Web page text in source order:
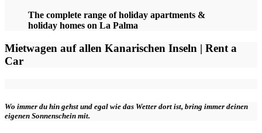
The complete range of holiday apartments &
holiday homes on La Palma
Mietwagen auf allen Kanarischen Inseln | Rent a
Car
Wo immer du hin gehst und egal wie das Wetter dort ist, bring immer deinen
eigenen Sonnenschein mit.